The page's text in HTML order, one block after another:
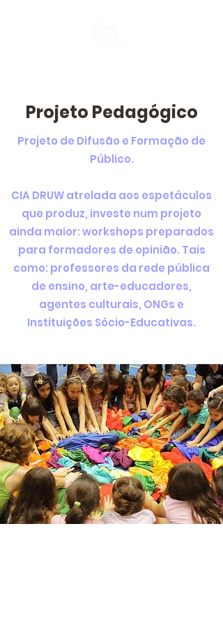
Projeto Pedagógico
Projeto de Difusão e Formação de
Público.
CIA DRUW atrelada aos espetáculos
que produz, investe num projeto
ainda maior: workshops preparados
para formadores de opinião. Tais
como: professores da rede pública
de ensino, arte-educadores,
agentes culturais, ONGs e
Instituições Sócio-Educativas.